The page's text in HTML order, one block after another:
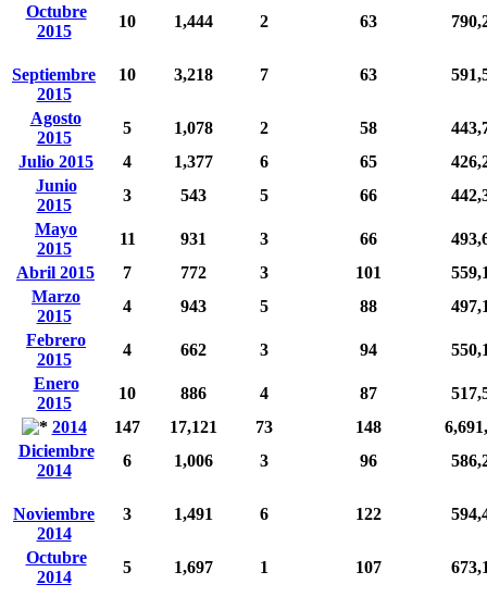
Octubre
2015
10 1,444 2 63
Septiembre
2015
10 3,218 7 63
Agosto
2015
5 1,078 2 58
Julio 2015
4 1,377 6 65
Junio
2015
3 543 5 66
Mayo
2015
11 931 3 66
Abril 2015
7 772 3 101
Marzo
2015
4 943 5 88
Febrero
2015
4 662 3 94
Enero
2015
10 886 4 87
2014
147 17,121 73 148
Diciembre
2014
6 1,006 3 96
Noviembre
2014
3 1,491 6 122
Octubre
2014
5 1,697 1 107